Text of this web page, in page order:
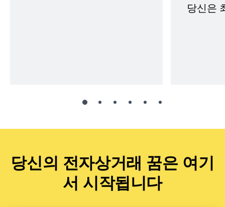
당신은
당신의 전자상거래 꿈은 여기
서 시작됩니다